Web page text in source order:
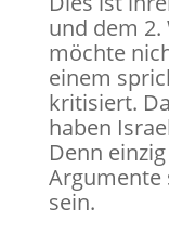
und dem
möchte
einem
kritisiert.
haben
Denn
Argumente
sein.